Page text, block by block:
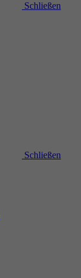
Schließen
Schließen